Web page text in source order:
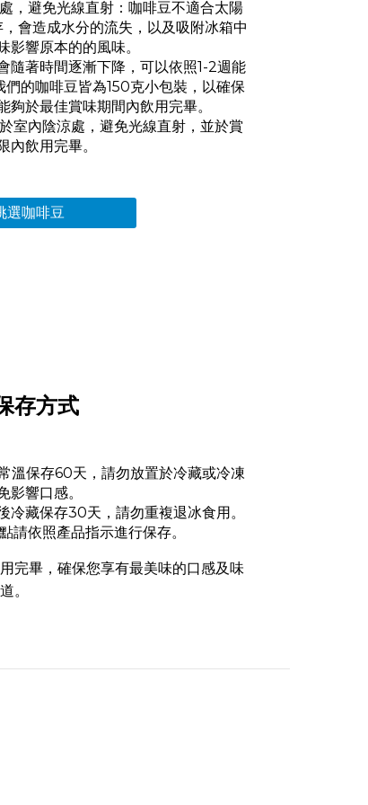
，避免光線直射：咖啡豆不適合太陽
會造成水分的流失，以及吸附冰箱中
影響原本的的風味。
隨著時間逐漸下降，可以依照1-2週能
的咖啡豆皆為150克小包裝，以確保
夠於最佳賞味期間內飲用完畢。
室內陰涼處，避免光線直射，並於賞
內飲用完畢。
選咖啡豆
存方式
溫保存60天，請勿放置於冷藏或冷凍
影響口感。
冷藏保存30天，請勿重複退冰食用。
請依照產品指示進行保存。
完畢，確保您享有最美味的口感及味
道。